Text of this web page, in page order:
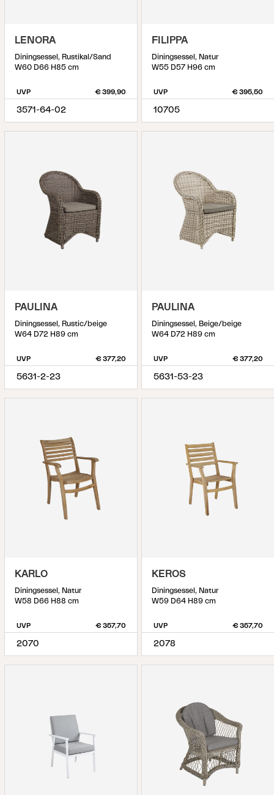
LENORA
Diningsessel, Rustikal/Sand
W60 D66 H85 cm
UVP € 399,90
3571-64-02
FILIPPA
Diningsessel, Natur
W55 D57 H96 cm
UVP € 395,50
10705
PAULINA
Diningsessel, Rustic/beige
W64 D72 H89 cm
UVP € 377,20
5631-2-23
PAULINA
Diningsessel, Beige/beige
W64 D72 H89 cm
UVP € 377,20
5631-53-23
KARLO
Diningsessel, Natur
W58 D66 H88 cm
UVP € 357,70
2070
KEROS
Diningsessel, Natur
W59 D64 H89 cm
UVP € 357,70
2078